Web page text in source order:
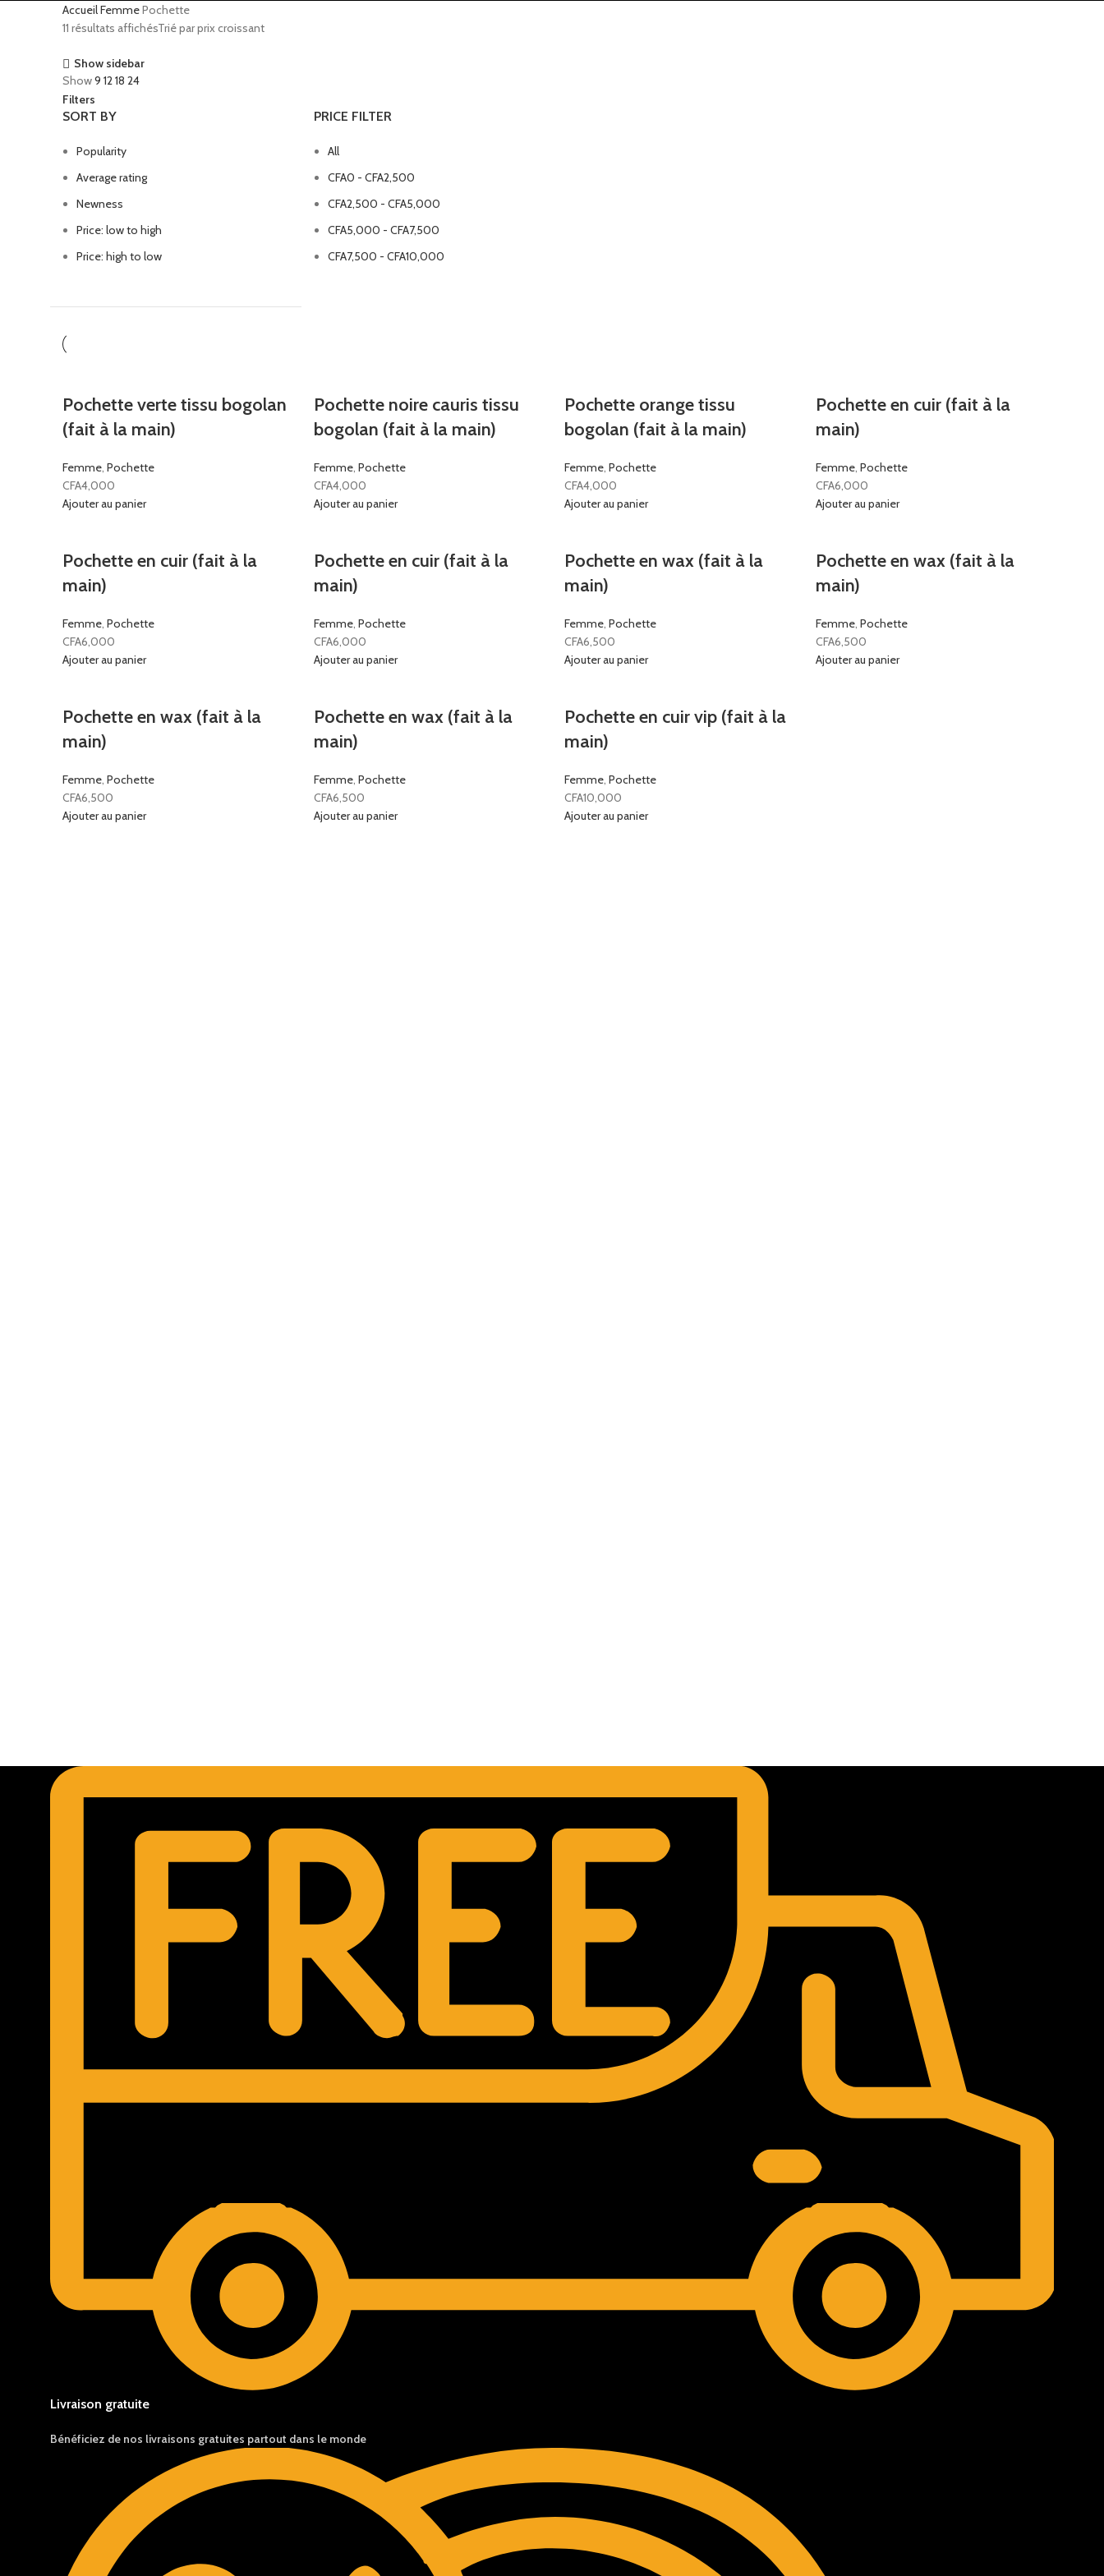
AccueilFemmePochette
11 résultats affichésTrié par prix croissant
Show sidebar
Show9 12 18 24
Filters
SORT BY
Popularity
Average rating
Newness
Price: low to high
Price: high to low
PRICE FILTER
All
CFA0 - CFA2,500
CFA2,500 - CFA5,000
CFA5,000 - CFA7,500
CFA7,500 - CFA10,000
Pochette verte tissu bogolan
(fait à la main)
Femme Pochette
CFA4,000
Ajouter au panier
Pochette noire cauris tissu
bogolan (fait à la main)
Femme, Pochette
CFA4,000
Ajouter au panier
Pochette orange tissu
bogolan (fait à la main)
Femme Pochette
CFA4,000
Ajouter au panier
Pochette en cuir (fait à la
main)
Femme, Pochette
CFA6,000
Ajouter au panier
Pochette en cuir (fait à la
main)
Femme Pochette
CFA6,000
Ajouter au panier
Pochette en cuir (fait à la
main)
Femme, Pochette
CFA6,000
Ajouter au panier
Pochette en wax (fait à la
main)
Femme Pochette
CFA6,500
Ajouter au panier
Pochette en wax (fait à la
main)
Femme, Pochette
CFA6,500
Ajouter au panier
Pochette en wax (fait à la
main)
Femme Pochette
CFA6,500
Ajouter au panier
Pochette en wax (fait à la
main)
Femme, Pochette
CFA6,500
Ajouter au panier
Pochette en cuir vip (fait à la
main)
Femme Pochette
CFA10,000
Ajouter au panier
Livraison gratuite
Bénéficiez de nos livraisons gratuites partout dans le monde